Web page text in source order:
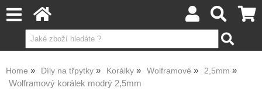
Home Díly na třpytky Korálky Wolframové 2,5mm
Wolframový korálek modrý 2,5mm